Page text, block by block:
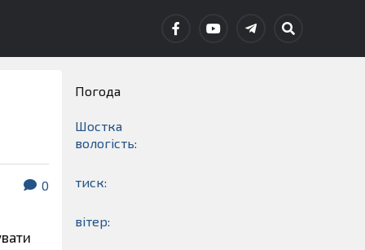
0
Погода
Шостка
вологість:
тиск:
вітер: